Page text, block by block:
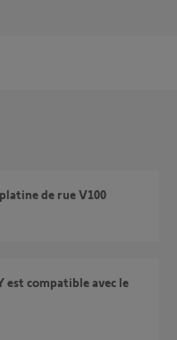
de rue V100